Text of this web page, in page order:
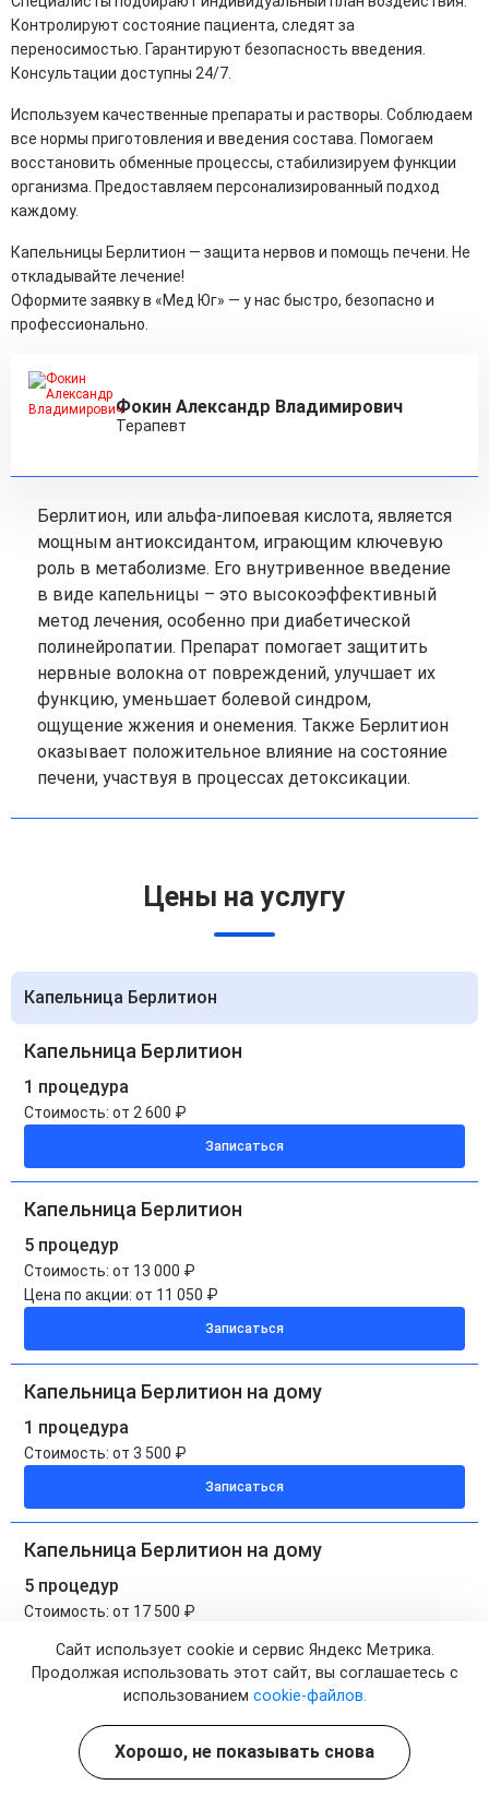
Контролируют состояние пациента, следят за
переносимостью. Гарантируют безопасность введения.
Консультации доступны 24/7.
Используем качественные препараты и растворы. Соблюдаем
все нормы приготовления и введения состава. Помогаем
восстановить обменные процессы, стабилизируем функции
организма. Предоставляем персонализированный подход
каждому.
Капельницы Берлитион — защита нервов и помощь печени. Не
откладывайте лечение!
Оформите заявку в «Мед Юг» — у нас быстро, безопасно и
профессионально.
Фокин Александр Владимирович
Терапевт
Берлитион, или альфа-липоевая кислота, является
мощным антиоксидантом, играющим ключевую
роль в метаболизме. Его внутривенное введение
в виде капельницы – это высокоэффективный
метод лечения, особенно при диабетической
полинейропатии. Препарат помогает защитить
нервные волокна от повреждений, улучшает их
функцию, уменьшает болевой синдром,
ощущение жжения и онемения. Также Берлитион
оказывает положительное влияние на состояние
печени, участвуя в процессах детоксикации.
Цены на услугу
Капельница Берлитион
Капельница Берлитион
1 процедура
Стоимость: от 2 600 ₽
Записаться
Капельница Берлитион
5 процедур
Стоимость: от 13 000 ₽
Цена по акции: от 11 050 ₽
Записаться
Капельница Берлитион на дому
1 процедура
Стоимость: от 3 500 ₽
Записаться
Капельница Берлитион на дому
5 процедур
Стоимость: от 17 500 ₽
Записаться
Сайт использует cookie и сервис Яндекс Метрика.
Продолжая использовать этот сайт, вы соглашаетесь с
использованием cookie-файлов.
Хорошо, не показывать снова